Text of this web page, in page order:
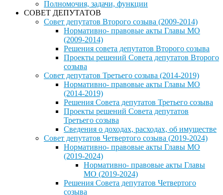
Полномочия, задачи, функции
СОВЕТ ДЕПУТАТОВ
Совет депутатов Второго созыва (2009-2014)
Нормативно- правовые акты Главы МО
(2009-2014)
Решения совета депутатов Второго созыва
Проекты решений Совета депутатов Второго
созыва
Совет депутатов Третьего созыва (2014-2019)
Нормативно- правовые акты Главы МО
(2014-2019)
Решения Совета депутатов Третьего созыва
Проекты решений Совета депутатов
Третьего созыва
Сведения о доходах, расходах, об имуществе
Совет депутатов Четвертого созыва (2019-2024)
Нормативно- правовые акты Главы МО
(2019-2024)
Нормативно- правовые акты Главы
МО (2019-2024)
Решения Совета депутатов Четвертого
созыва